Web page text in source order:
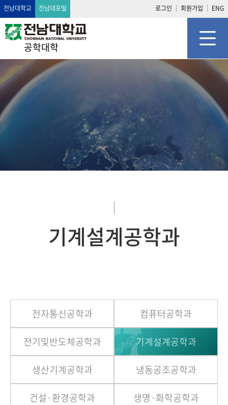
전남대학교 전남대포털 로그인 회원가입 ENG
공학대학
기계설계공학과
전자통신공학과 컴퓨터공학과
전기및반도체공학과 기계설계공학과
생산기계공학과 냉동공조공학과
건설·환경공학과 생명·화학공학과